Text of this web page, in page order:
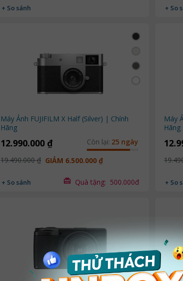
+ So sánh + So
Máy Ảnh FUJIFILM X Half (Silver) | Chính
Hãng
12.990.000 ₫ Còn lại: 25 ngày
19.490.000 ₫ GIẢM 6.500.000 ₫
+ So sánh Quà tặng: 500.000đ
Máy
Hãng
+ So